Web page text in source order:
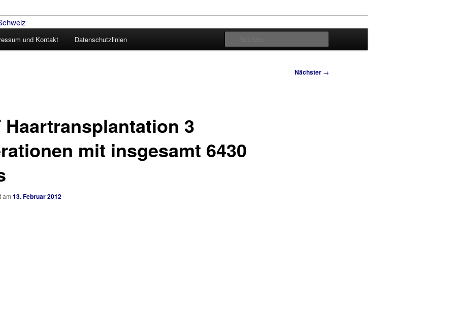
– Blog
und Kontakt Datenschutzlinien
Nächster →
Haartransplantation 3
mit insgesamt 6430
am 13. Februar 2012